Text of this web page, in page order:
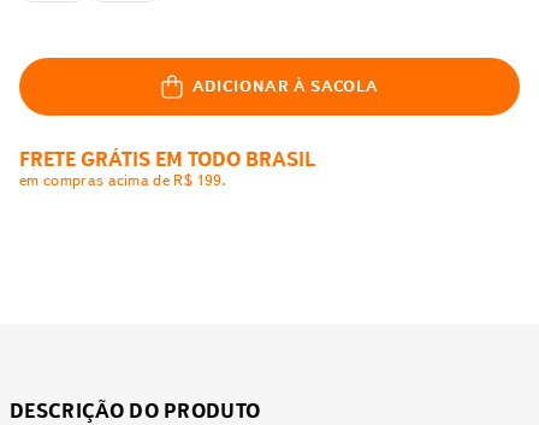
ADICIONAR À SACOLA
FRETE GRÁTIS EM TODO BRASIL
em compras acima de R$ 199.
DESCRIÇÃO DO PRODUTO